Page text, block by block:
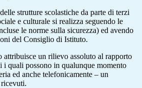
strutture scolastiche da parte di terzi
e culturale si realizza seguendo le
le norme sulla sicurezza) ed avendo
del Consiglio di Istituto.
attribuisce un rilievo assoluto al rapporto
quali possono in qualunque momento
ed anche telefonicamente – un
ricevuti.